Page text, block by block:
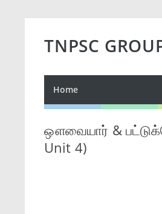
TNPSC
Home
ஔவையார் &
Unit 4)